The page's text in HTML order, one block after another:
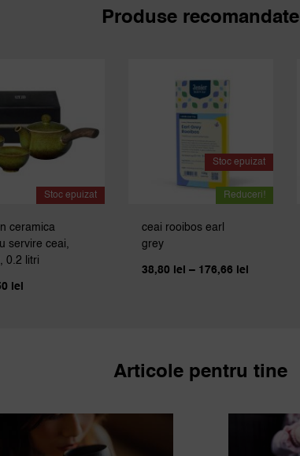
Produse recomandate
Stoc epuizat
ceramica
servire ceai,
0.2 litri
lei
Stoc epuizat
Reduceri!
ceai rooibos earl
grey
38,80 lei – 176,66 leiInterval
Articole pentru tine